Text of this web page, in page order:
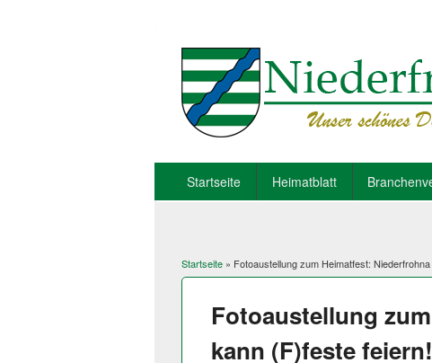
Startseite Heimatblatt
Sie sind hier
Startseite » Fotoaustellung zum Heimatfest:
Fotoaustellung
kann (F)feste feiern!